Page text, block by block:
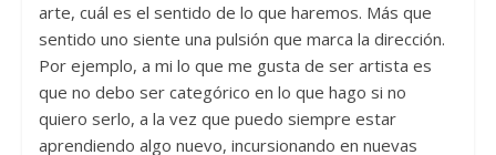
arte, cuál es el sentido de lo que haremos. Más que
sentido uno siente una pulsión que marca la dirección.
Por ejemplo, a mi lo que me gusta de ser artista es
que no debo ser categórico en lo que hago si no
quiero serlo, a la vez que puedo siempre estar
aprendiendo algo nuevo, incursionando en nuevas